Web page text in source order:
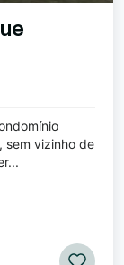
sem vizinho de